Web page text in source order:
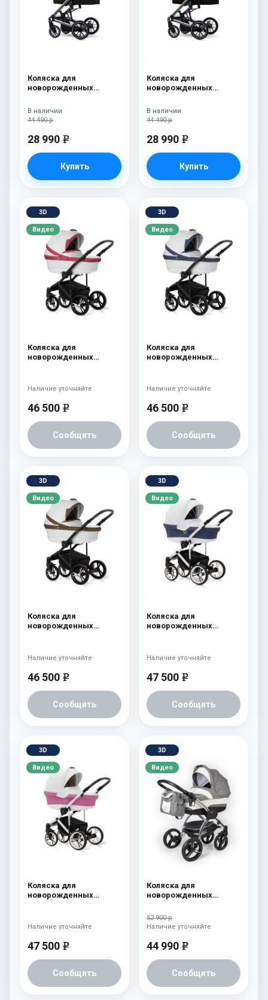
Коляска для
новорожденных
44 490 р
28 990 e
Купить
В наличии
Коляска для
новорожденных
44 490 р
28 990 e
Купить
В наличии
3D
Видео
Коляска для
новорожденных
46 500 e
Сообщить
Наличие уточняйте
3D
Видео
Коляска для
новорожденных
46 500 e
Сообщить
Наличие уточняйте
3D
Видео
Коляска для
новорожденных
46 500 e
Сообщить
Наличие уточняйте
3D
Видео
Коляска для
новорожденных
47 500 e
Сообщить
Наличие уточняйте
3D
Видео
Коляска для
новорожденных
47 500 e
Сообщить
Наличие уточняйте
3D
Видео
Коляска для
новорожденных
Chrome) Denim
52 900 р
44 990 e
Сообщить
Наличие уточняйте